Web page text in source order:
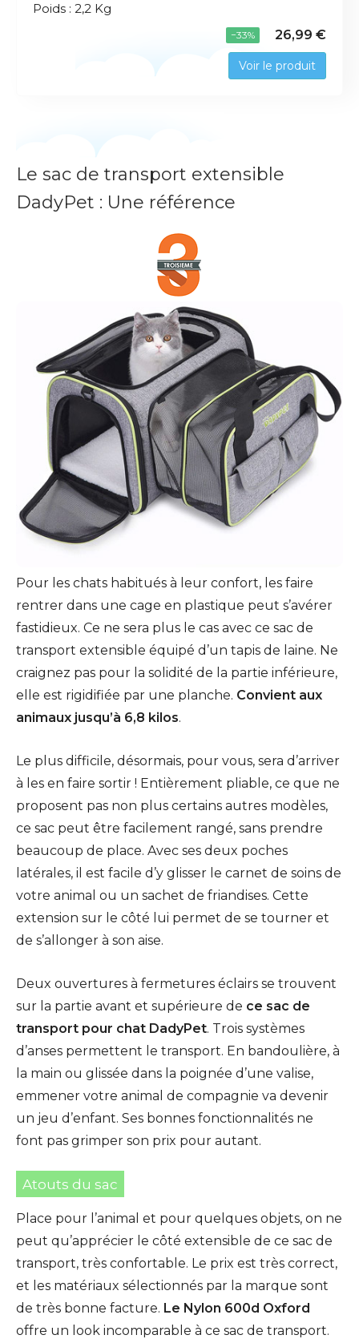
Poids : 2,2 Kg
−33% 26,99 €
Voir le produit
Le sac de transport extensible
DadyPet : Une référence
Pour les chats habitués à leur confort, les faire
rentrer dans une cage en plastique peut s’avérer
fastidieux. Ce ne sera plus le cas avec ce sac de
transport extensible équipé d’un tapis de laine. Ne
craignez pas pour la solidité de la partie inférieure,
elle est rigidifiée par une planche. Convient aux
animaux jusqu’à 6,8 kilos.
Le plus difficile, désormais, pour vous, sera d’arriver
à les en faire sortir ! Entièrement pliable, ce que ne
proposent pas non plus certains autres modèles,
ce sac peut être facilement rangé, sans prendre
beaucoup de place. Avec ses deux poches
latérales, il est facile d’y glisser le carnet de soins de
votre animal ou un sachet de friandises. Cette
extension sur le côté lui permet de se tourner et
de s’allonger à son aise.
Deux ouvertures à fermetures éclairs se trouvent
sur la partie avant et supérieure de ce sac de
transport pour chat DadyPet. Trois systèmes
d’anses permettent le transport. En bandoulière, à
la main ou glissée dans la poignée d’une valise,
emmener votre animal de compagnie va devenir
un jeu d’enfant. Ses bonnes fonctionnalités ne
font pas grimper son prix pour autant.
Atouts du sac
Place pour l’animal et pour quelques objets, on ne
peut qu’apprécier le côté extensible de ce sac de
transport, très confortable. Le prix est très correct,
et les matériaux sélectionnés par la marque sont
de très bonne facture. Le Nylon 600d Oxford
offre un look incomparable à ce sac de transport.